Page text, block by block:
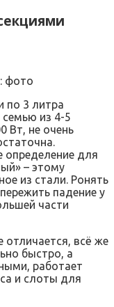
по 3 литра
семью из 4-5
Вт, не очень
определение для
– этому
из стали. Ронять
падение у
части
отличается, всё же
быстро, а
работает
и слоты для